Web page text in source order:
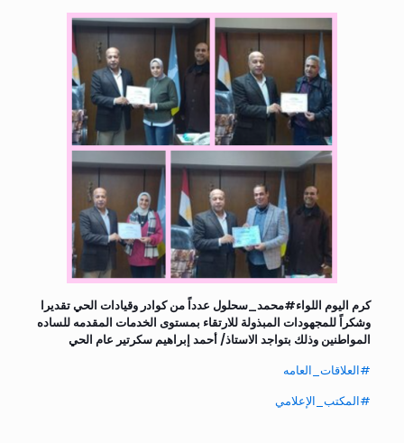
كرم اليوم اللواء#محمد_سحلول عدداً من كوادر وقيادات الحي تقديرا
وشكراً للمجهودات المبذولة للارتقاء بمستوى الخدمات المقدمه للساده
المواطنين وذلك بتواجد الاستاذ/ أحمد إبراهيم سكرتير عام الحي
#العلاقات_العامه
#المكتب_الإعلامي